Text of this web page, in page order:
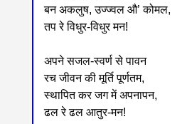
बन अकलुष, उज्ज्वल औ’ कोमल,
तप रे विधुर-विधुर मन!
अपने सजल-स्वर्ण से पावन
रच जीवन की मूर्ति पूर्णतम,
स्थापित कर जग में अपनापन,
ढल रे ढल आतुर-मन!